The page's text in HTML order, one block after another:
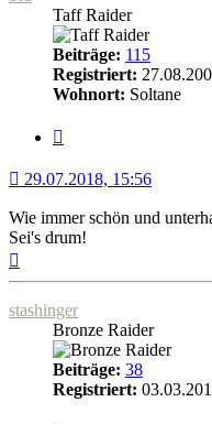
Taff Raider
Beiträge: 115
Registriert:
Wohnort: Soltane
29.07.2018, 15:56
Wie immer schön und
Sei's drum!
stashinger
Bronze Raider
Beiträge: 38
Registriert: